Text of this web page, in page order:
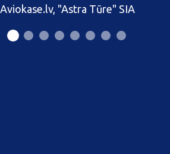
Aviokase.lv, "Astra Tūre" SIA